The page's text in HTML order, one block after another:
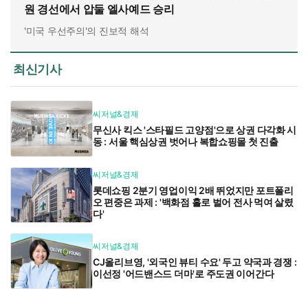
원 경선에서 압둘 엘사예드 승리
'미국 우선주의'의 진보적 해석
최신기사
씨저널&경제
무신사 킥스 '스타필드 고양점'으로 상권 다각화 시
동 : 서울 핵심상권 벗어나 복합쇼핑몰 첫 진출
씨저널&경제
롯데쇼핑 2분기 영업이익 2배 뛰었지만 포트폴리
오 편중은 과제 : '백화점 홀로 벌어 전사 먹여 살렸
다'
씨저널&경제
CJ올리브영, '외국인 뷰티 수요' 두고 약국과 경쟁 :
이선정 '어드밴스드 더마'로 주도권 이어간다